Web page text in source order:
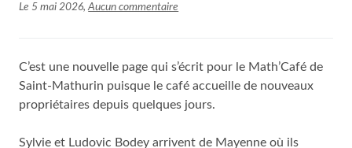
Le 5 mai 2026,Aucun commentaire
C’est une nouvelle page qui s’écrit pour le Math’Café de
Saint-Mathurin puisque le café accueille de nouveaux
propriétaires depuis quelques jours.
Sylvie et Ludovic Bodey arrivent de Mayenne où ils